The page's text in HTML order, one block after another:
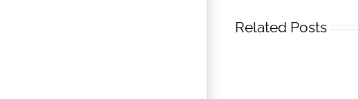
Related Posts